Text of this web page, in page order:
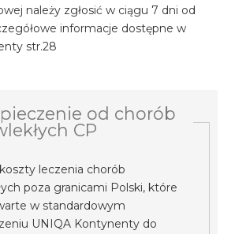
należy zgłosić w ciągu 7 dni od
informacje dostępne w
str.28
od chorób
CP
leczenia chorób
poza granicami Polski, które
w standardowym
UNIQA Kontynenty do